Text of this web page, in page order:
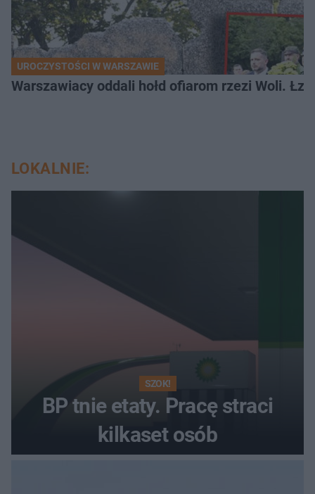
UROCZYSTOŚCI W WARSZAWIE
Warszawiacy oddali hołd ofiarom rzezi Woli.
LOKALNIE:
SZOK!
BP tnie etaty. Pracę straci
kilkaset osób